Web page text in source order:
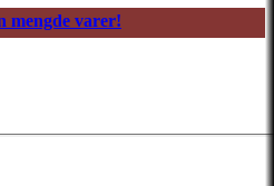
mengde varer!